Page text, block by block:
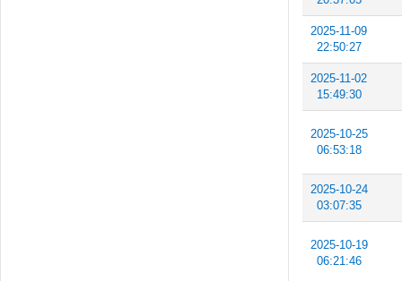
2025-11-09
22:50:27
2025-11-02
15:49:30
2025-10-25
06:53:18
2025-10-24
03:07:35
2025-10-19
06:21:46